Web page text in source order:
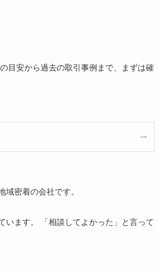
目安から過去の取引事例まで、まずは確
密着の会社です。
います。 「相談してよかった」と言って